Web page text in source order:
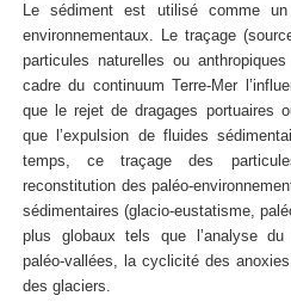
Le sédiment est utilisé comme
environnementaux. Le traçage
particules naturelles ou
cadre du continuum Terre-Mer
que le rejet de dragages portuaires
que l’expulsion de fluides
temps, ce traçage des
reconstitution des paléo-
sédimentaires (glacio-eustatisme,
plus globaux tels que l’analyse du
paléo-vallées, la cyclicité des
des glaciers.